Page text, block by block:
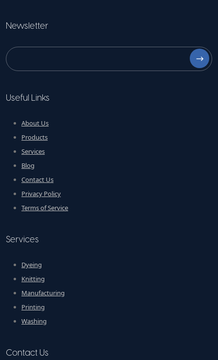
Newsletter
⟶
Useful Links
About Us
Products
Services
Blog
Contact Us
Privacy Policy
Terms of Service
Services
Dyeing
Knitting
Manufacturing
Printing
Washing
Contact Us